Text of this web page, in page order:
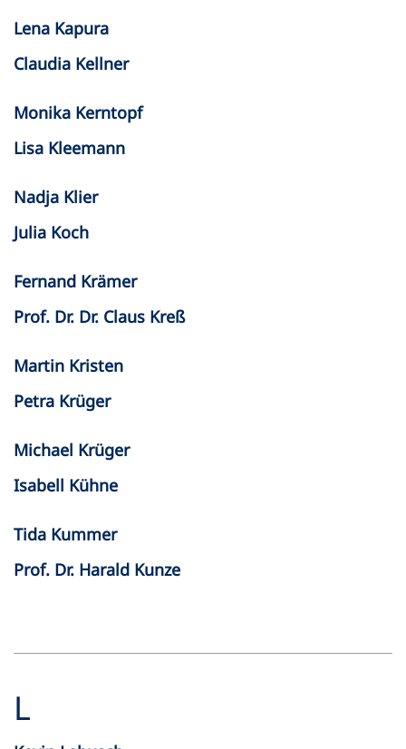
Lena Kapura
Claudia Kellner
Monika Kerntopf
Lisa Kleemann
Nadja Klier
Julia Koch
Fernand Krämer
Prof. Dr. Dr. Claus Kreß
Martin Kristen
Petra Krüger
Michael Krüger
Isabell Kühne
Tida Kummer
Prof. Dr. Harald Kunze
L